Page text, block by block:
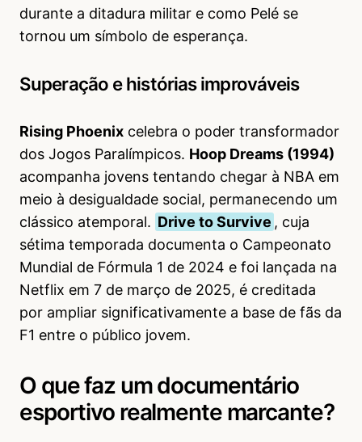
durante a ditadura militar e como Pelé se
tornou um símbolo de esperança.
Superação e histórias improváveis
Rising Phoenix celebra o poder transformador
dos Jogos Paralímpicos. Hoop Dreams (1994)
acompanha jovens tentando chegar à NBA em
meio à desigualdade social, permanecendo um
clássico atemporal. Drive to Survive , cuja
sétima temporada documenta o Campeonato
Mundial de Fórmula 1 de 2024 e foi lançada na
Netflix em 7 de março de 2025, é creditada
por ampliar significativamente a base de fãs da
F1 entre o público jovem.
O que faz um documentário
esportivo realmente marcante?